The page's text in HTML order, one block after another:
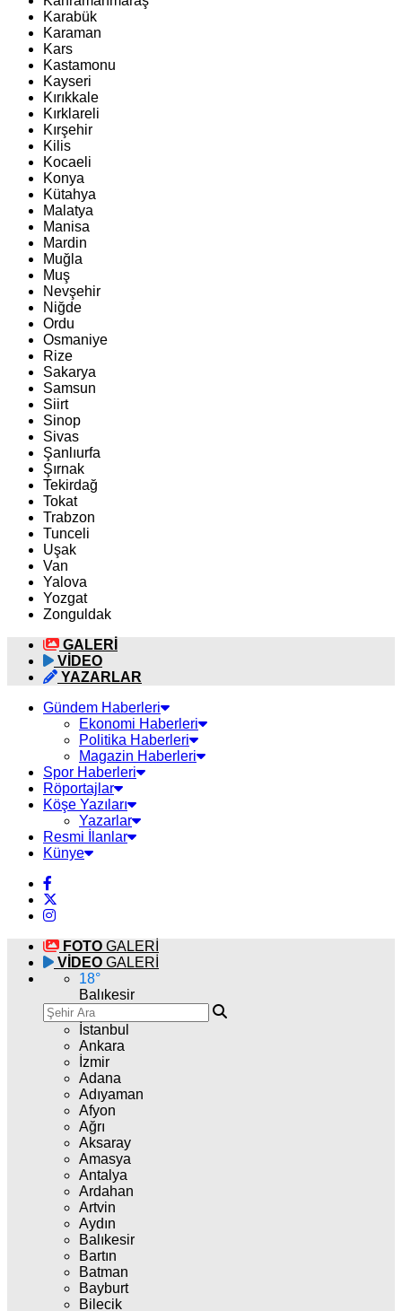
Karabük
Karaman
Kars
Kastamonu
Kayseri
Kırıkkale
Kırklareli
Kırşehir
Kilis
Kocaeli
Konya
Kütahya
Malatya
Manisa
Mardin
Muğla
Muş
Nevşehir
Niğde
Ordu
Osmaniye
Rize
Sakarya
Samsun
Siirt
Sinop
Sivas
Şanlıurfa
Şırnak
Tekirdağ
Tokat
Trabzon
Tunceli
Uşak
Van
Yalova
Yozgat
Zonguldak
GALERİ
VİDEO
YAZARLAR
Gündem Haberleri
Ekonomi Haberleri
Politika Haberleri
Magazin Haberleri
Spor Haberleri
Röportajlar
Köşe Yazıları
Yazarlar
Resmi İlanlar
Künye
FOTO GALERİ
VİDEO GALERİ
18°
Balıkesir
İstanbul
Ankara
İzmir
Adana
Adıyaman
Afyon
Ağrı
Aksaray
Amasya
Antalya
Ardahan
Artvin
Aydın
Balıkesir
Bartın
Batman
Bayburt
Bilecik